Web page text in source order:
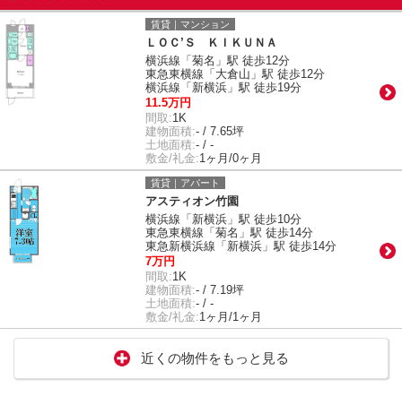
賃貸｜マンション
ＬＯＣ’Ｓ ＫＩＫＵＮＡ
横浜線「菊名」駅 徒歩12分
東急東横線「大倉山」駅 徒歩12分
横浜線「新横浜」駅 徒歩19分
11.5万円
間取:1K
建物面積:- / 7.65坪
土地面積:- / -
敷金/礼金:1ヶ月/0ヶ月
賃貸｜アパート
アスティオン竹園
横浜線「新横浜」駅 徒歩10分
東急東横線「菊名」駅 徒歩14分
東急新横浜線「新横浜」駅 徒歩14分
7万円
間取:1K
建物面積:- / 7.19坪
土地面積:- / -
敷金/礼金:1ヶ月/1ヶ月
近くの物件をもっと見る